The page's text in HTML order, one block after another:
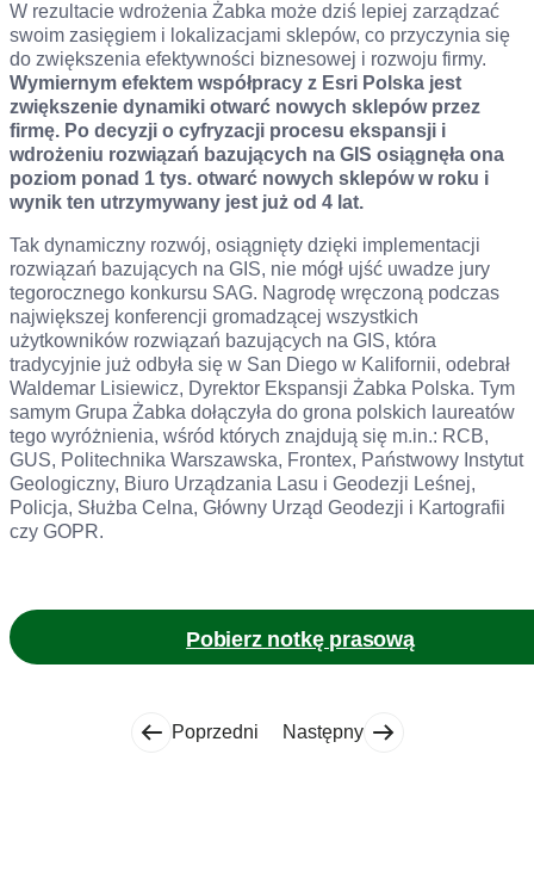
W rezultacie wdrożenia Żabka może dziś lepiej zarządzać
swoim zasięgiem i lokalizacjami sklepów, co przyczynia się
do zwiększenia efektywności biznesowej i rozwoju firmy.
Wymiernym efektem współpracy z Esri Polska jest
zwiększenie dynamiki otwarć nowych sklepów przez
firmę. Po decyzji o cyfryzacji procesu ekspansji i
wdrożeniu rozwiązań bazujących na GIS osiągnęła ona
poziom ponad 1 tys. otwarć nowych sklepów w roku i
wynik ten utrzymywany jest już od 4 lat.
Tak dynamiczny rozwój, osiągnięty dzięki implementacji
rozwiązań bazujących na GIS, nie mógł ujść uwadze jury
tegorocznego konkursu SAG. Nagrodę wręczoną podczas
największej konferencji gromadzącej wszystkich
użytkowników rozwiązań bazujących na GIS, która
tradycyjnie już odbyła się w San Diego w Kalifornii, odebrał
Waldemar Lisiewicz, Dyrektor Ekspansji Żabka Polska. Tym
samym Grupa Żabka dołączyła do grona polskich laureatów
tego wyróżnienia, wśród których znajdują się m.in.: RCB,
GUS, Politechnika Warszawska, Frontex, Państwowy Instytut
Geologiczny, Biuro Urządzania Lasu i Geodezji Leśnej,
Policja, Służba Celna, Główny Urząd Geodezji i Kartografii
czy GOPR.
Pobierz notkę prasową
Poprzedni Następny